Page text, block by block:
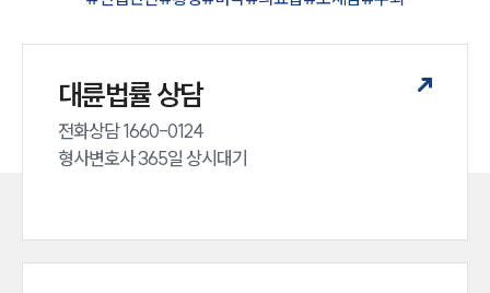
대륜법률 상담
전화상담 1660-0124
형사변호사 365일 상시대기